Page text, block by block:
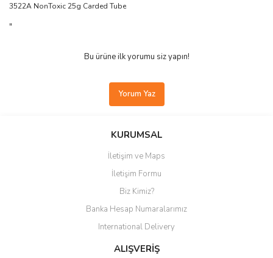
3522A NonToxic 25g Carded Tube
"
Bu ürüne ilk yorumu siz yapın!
Yorum Yaz
KURUMSAL
İletişim ve Maps
İletişim Formu
Biz Kimiz?
Banka Hesap Numaralarımız
International Delivery
ALIŞVERİŞ